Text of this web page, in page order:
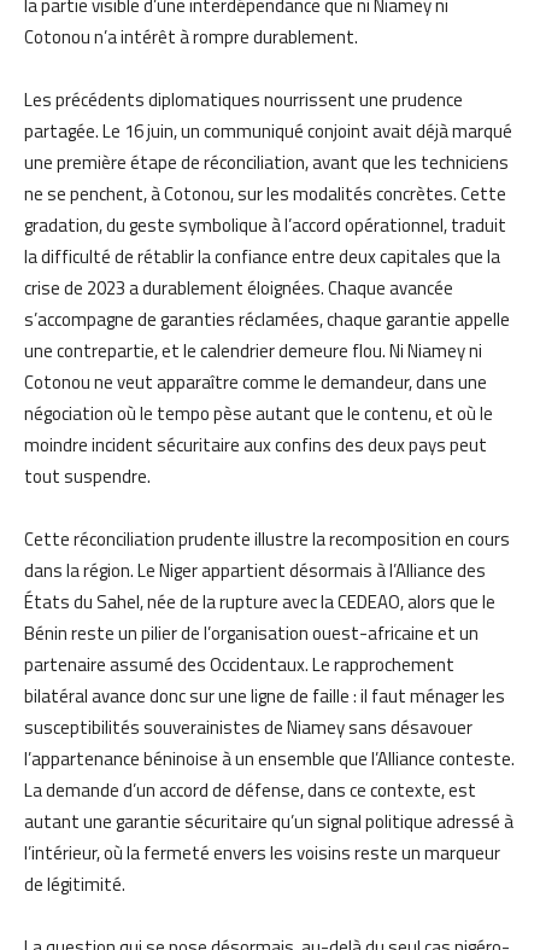
la partie visible d’une interdépendance que ni Niamey ni
Cotonou n’a intérêt à rompre durablement.
Les précédents diplomatiques nourrissent une prudence
partagée. Le 16 juin, un communiqué conjoint avait déjà marqué
une première étape de réconciliation, avant que les techniciens
ne se penchent, à Cotonou, sur les modalités concrètes. Cette
gradation, du geste symbolique à l’accord opérationnel, traduit
la difficulté de rétablir la confiance entre deux capitales que la
crise de 2023 a durablement éloignées. Chaque avancée
s’accompagne de garanties réclamées, chaque garantie appelle
une contrepartie, et le calendrier demeure flou. Ni Niamey ni
Cotonou ne veut apparaître comme le demandeur, dans une
négociation où le tempo pèse autant que le contenu, et où le
moindre incident sécuritaire aux confins des deux pays peut
tout suspendre.
Cette réconciliation prudente illustre la recomposition en cours
dans la région. Le Niger appartient désormais à l’Alliance des
États du Sahel, née de la rupture avec la CEDEAO, alors que le
Bénin reste un pilier de l’organisation ouest-africaine et un
partenaire assumé des Occidentaux. Le rapprochement
bilatéral avance donc sur une ligne de faille : il faut ménager les
susceptibilités souverainistes de Niamey sans désavouer
l’appartenance béninoise à un ensemble que l’Alliance conteste.
La demande d’un accord de défense, dans ce contexte, est
autant une garantie sécuritaire qu’un signal politique adressé à
l’intérieur, où la fermeté envers les voisins reste un marqueur
de légitimité.